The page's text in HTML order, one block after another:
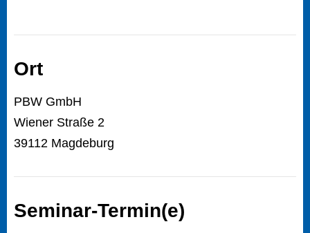
Ort
PBW GmbH
Wiener Straße 2
39112 Magdeburg
Seminar-Termin(e)